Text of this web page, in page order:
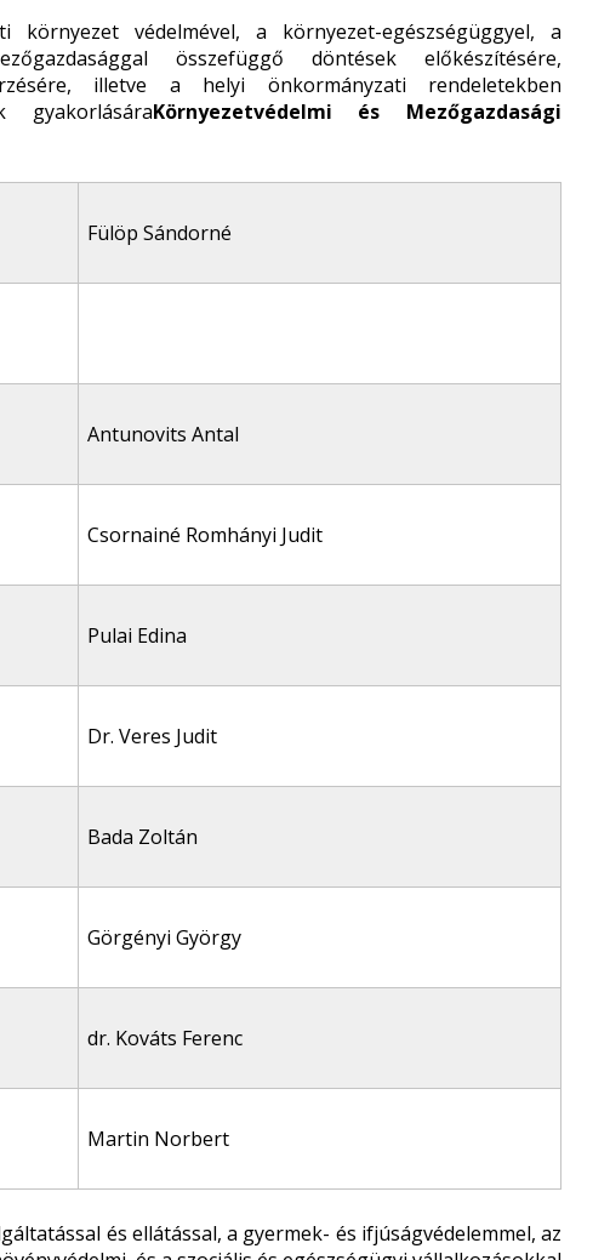
védelmével, a környezet-egészségüggyel, a
összefüggő döntések előkészítésére,
illetve a helyi önkormányzati rendeletekben
gyakorlásáraKörnyezetvédelmi és Mezőgazdasági
Fülöp Sándorné
Antunovits Antal
Csornainé Romhányi Judit
Pulai Edina
Dr. Veres Judit
Bada Zoltán
Görgényi György
dr. Kováts Ferenc
Martin Norbert
és ellátással, a gyermek- és ifjúságvédelemmel, az